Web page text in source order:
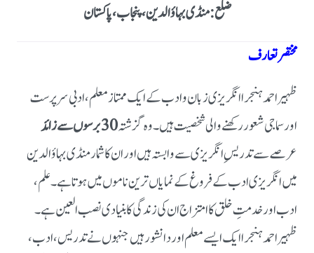
ضلع: منڈی بہاؤالدین، پنجاب، پاکستان
مختصر تعارف
ظہیر احمد ہنجرا انگریزی زبان و ادب کے ایک ممتاز معلم، ادبی سرپرست
اور سماجی شعور رکھنے والی شخصیت ہیں۔ وہ گزشتہ30 برسوں سے زائد
عرصے سے تدریسِ انگریزی سے وابستہ ہیں اور ان کا شمار منڈی بہاؤالدین
میں انگریزی ادب کے فروغ کے نمایاں ترین ناموں میں ہوتا ہے۔ علم،
ادب اور خدمتِ خلق کا امتزاج ان کی زندگی کا بنیادی نصب العین ہے۔
ظہیر احمد ہنجرا ایک ایسے معلم اور دانشور ہیں جنہوں نے تدریس، ادب،